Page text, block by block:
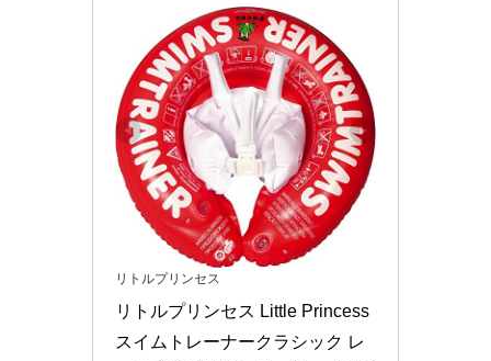
リトルプリンセス
リトルプリンセス Little Princess
スイムトレーナークラシック レ